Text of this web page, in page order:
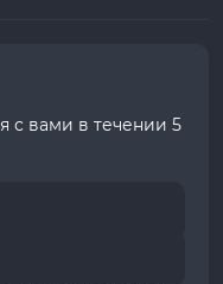
с вами в течении 5